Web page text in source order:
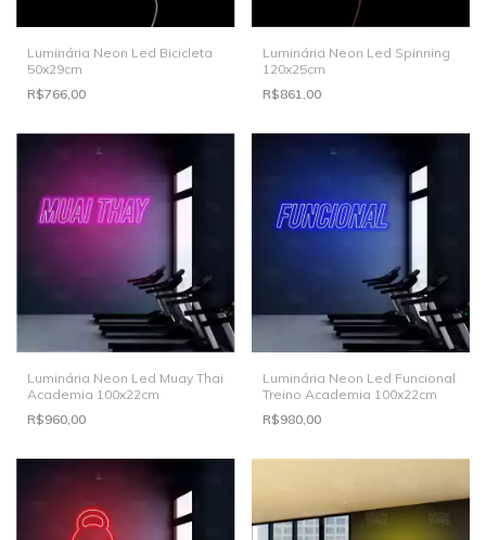
Luminária Neon Led Bicicleta
50x29cm
R$766,00
Luminária Neon Led Spinning
120x25cm
R$861,00
Luminária Neon Led Muay Thai
Academia 100x22cm
R$960,00
Luminária Neon Led Funcional
Treino Academia 100x22cm
R$980,00